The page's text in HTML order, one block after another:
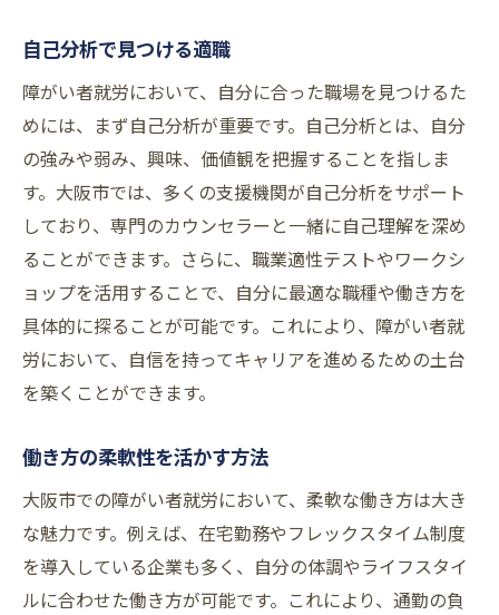
自己分析で見つける適職
障がい者就労において、自分に合った職場を見つけるた
めには、まず自己分析が重要です。自己分析とは、自分
の強みや弱み、興味、価値観を把握することを指しま
す。大阪市では、多くの支援機関が自己分析をサポート
しており、専門のカウンセラーと一緒に自己理解を深め
ることができます。さらに、職業適性テストやワークシ
ョップを活用することで、自分に最適な職種や働き方を
具体的に探ることが可能です。これにより、障がい者就
労において、自信を持ってキャリアを進めるための土台
を築くことができます。
働き方の柔軟性を活かす方法
大阪市での障がい者就労において、柔軟な働き方は大き
な魅力です。例えば、在宅勤務やフレックスタイム制度
を導入している企業も多く、自分の体調やライフスタイ
ルに合わせた働き方が可能です。これにより、通勤の負